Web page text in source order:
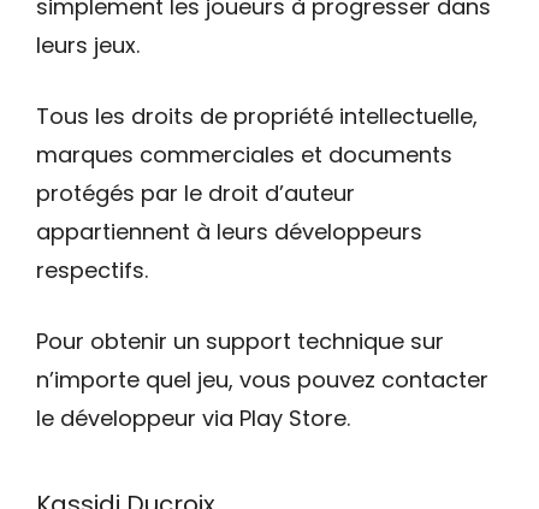
simplement les joueurs à progresser dans
leurs jeux.
Tous les droits de propriété intellectuelle,
marques commerciales et documents
protégés par le droit d’auteur
appartiennent à leurs développeurs
respectifs.
Pour obtenir un support technique sur
n’importe quel jeu, vous pouvez contacter
le développeur via Play Store.